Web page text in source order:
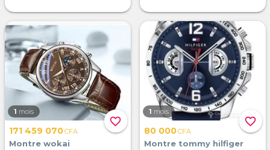
favorite_border
1 mois
171 459 070CFA
Montre wokai
favorite_border
1 mois
80 000CFA
Montre tommy hilfiger